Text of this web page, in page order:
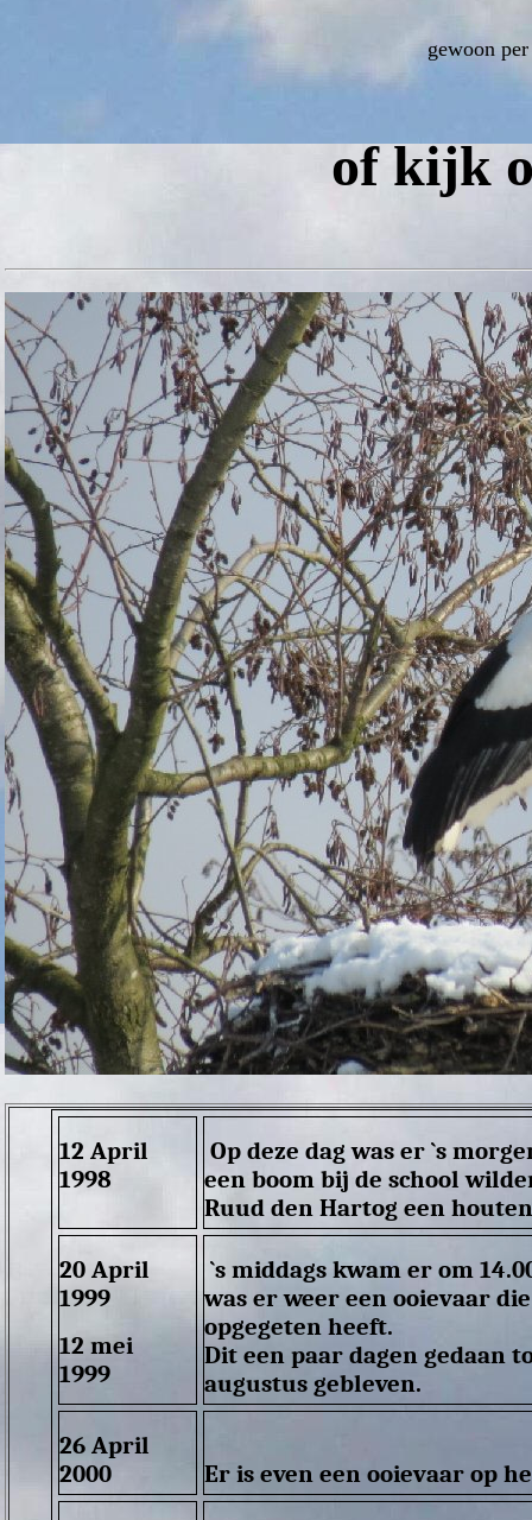
gewoon
of kijk
12 April
1998
Op deze dag was er `s
een boom bij de school
Ruud den Hartog een
20 April
1999
12 mei
1999
`s middags kwam er om
was er weer een ooievaar
opgegeten heeft.
Dit een paar dagen gedaan
augustus gebleven.
26 April
2000
Er is even een ooievaar op